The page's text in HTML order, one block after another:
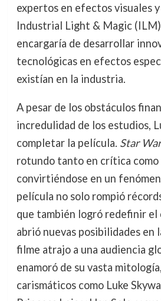
expertos en efectos visuales
Industrial Light & Magic
encargaría de desarrollar
tecnológicas en efectos
existían en la industria.
A pesar de los obstáculos
incredulidad de los estudios,
completar la película. Star
rotundo tanto en crítica como
convirtiéndose en un
película no solo rompió
que también logró redefinir el
abrió nuevas posibilidades en
filme atrajo a una audiencia
enamoró de su vasta
carismáticos como Luke